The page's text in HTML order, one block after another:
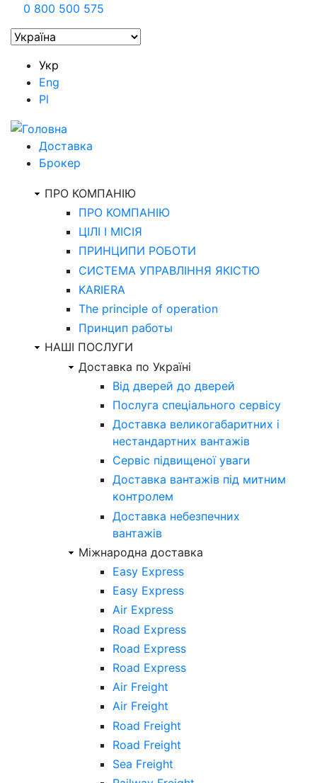
0 800 500 575
Укр
Eng
Pl
Доставка
Брокер
ПРО КОМПАНІЮ
ПРО КОМПАНІЮ
ЦІЛІ І МІСІЯ
ПРИНЦИПИ РОБОТИ
СИСТЕМА УПРАВЛІННЯ ЯКІСТЮ
KARIERA
The principle of operation
Принцип работы
НАШІ ПОСЛУГИ
Доставка по Україні
Від дверей до дверей
Послуга спеціального сервісу
Доставка великогабаритних і
нестандартних вантажів
Сервіс підвищеної уваги
Доставка вантажів під митним
контролем
Доставка небезпечних
вантажів
Міжнародна доставка
Easy Express
Easy Express
Air Express
Road Express
Road Express
Road Express
Air Freight
Air Freight
Road Freight
Road Freight
Sea Freight